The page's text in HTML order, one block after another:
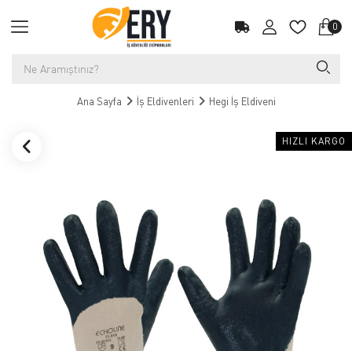
0
Ana Sayfa İş Eldivenleri Hegi İş Eldiveni
HIZLI KARGO